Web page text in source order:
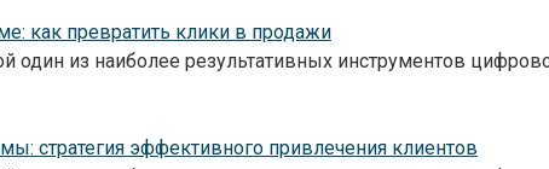
как превратить клики в продажи
один из наиболее результативных инструментов
стратегия эффективного привлечения клиентов